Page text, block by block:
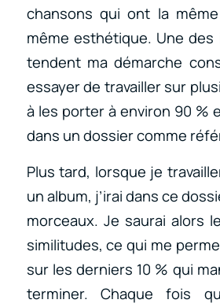
chansons qui ont la
même esthétique. Une
tendent ma démarche
essayer de travailler sur
à les porter à environ 90 %
dans un dossier comme
Plus tard, lorsque je
un album, j’irai dans ce
morceaux. Je saurai alors
similitudes, ce qui me
sur les derniers 10 % qui
terminer. Chaque fois